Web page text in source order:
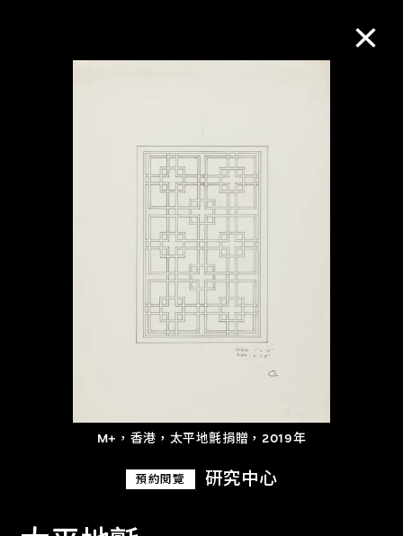
M+，香港，太平地氈捐贈，2019年
預約閱覽 研究中心
進一步篩選
關於M+藏品
探索世界頂級的二十及二十一世紀視覺